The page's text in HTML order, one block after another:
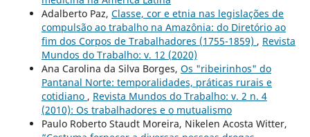
Adalberto Paz, Classe, cor e etnia nas legislações de
compulsão ao trabalho na Amazônia: do Diretório ao
fim dos Corpos de Trabalhadores (1755-1859) , Revista
Mundos do Trabalho: v. 12 (2020)
Ana Carolina da Silva Borges, Os "ribeirinhos" do
Pantanal Norte: temporalidades, práticas rurais e
cotidiano , Revista Mundos do Trabalho: v. 2 n. 4
(2010): Os trabalhadores e o mutualismo
Paulo Roberto Staudt Moreira, Nikelen Acosta Witter,